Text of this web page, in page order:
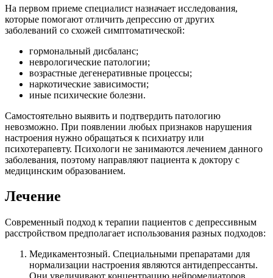
На первом приеме специалист назначает исследования,
которые помогают отличить депрессию от других
заболеваний со схожей симптоматической:
гормональный дисбаланс;
неврологические патологии;
возрастные дегенеративные процессы;
наркотические зависимости;
иные психические болезни.
Самостоятельно выявить и подтвердить патологию
невозможно. При появлении любых признаков нарушения
настроения нужно обращаться к психиатру или
психотерапевту. Психологи не занимаются лечением данного
заболевания, поэтому направляют пациента к доктору с
медицинским образованием.
Лечение
Современный подход к терапии пациентов с депрессивным
расстройством предполагает использования разных подходов:
Медикаментозный. Специальными препаратами для
нормализации настроения являются антидепрессанты.